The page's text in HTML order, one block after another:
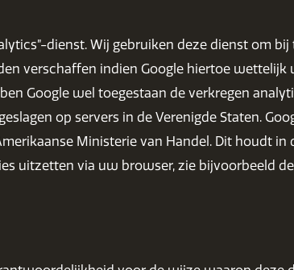
dienst. Wij gebruiken deze dienst om bij
verschaffen indien Google hiertoe
Google wel toegestaan de verkregen
op servers in de Verenigde Staten.
Ministerie van Handel. Dit houdt in
uitzetten via uw browser, zie bijvoorbeeld